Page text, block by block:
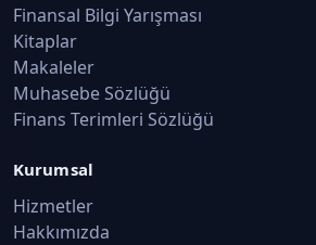
Finansal Bilgi Yarışması
Kitaplar
Makaleler
Muhasebe Sözlüğü
Finans Terimleri Sözlüğü
Kurumsal
Hizmetler
Hakkımızda